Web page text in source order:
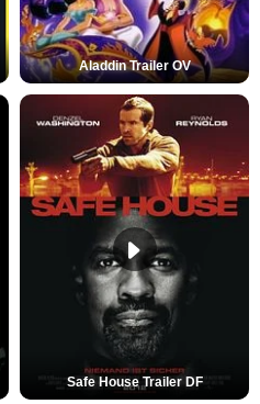
Aladdin Trailer OV
Safe House Trailer DF